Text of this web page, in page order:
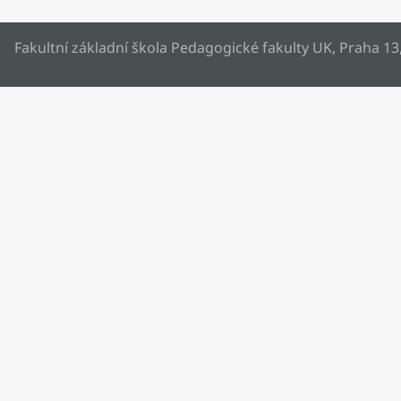
Fakultní základní škola Pedagogické fakulty UK, Praha